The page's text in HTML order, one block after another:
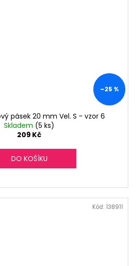
–25 %
pásek 20 mm Vel. S - vzor 6
Skladem (5 ks)
209 Kč
DO KOŠÍKU
Kód: 138911